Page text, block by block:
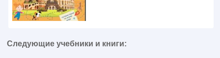
Следующие учебники и книги: